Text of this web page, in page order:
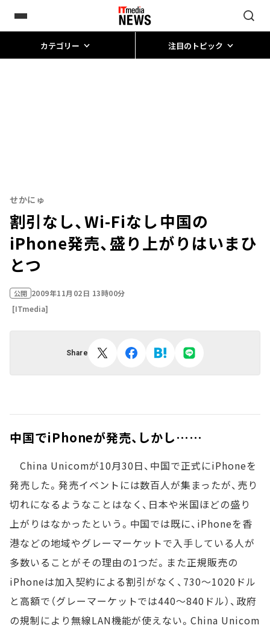
カテゴリー 注目のトピック
せかにゅ
割引なし、Wi-Fiなし――中国の
iPhone発売、盛り上がりはいまひ
とつ
公開 2009年11月02日 13時00分
[ITmedia]
Share
中国でiPhoneが発売、しかし……
China Unicomが10月30日、中国で正式にiPhoneを
発売した。発売イベントには数百人が集まったが、売り
切れになるようなことはなく、日本や米国ほどの盛り
上がりはなかったという。中国では既に、iPhoneを香
港などの地域やグレーマーケットで入手している人が
多数いることがその理由の1つだ。また正規販売の
iPhoneは加入契約による割引がなく、730～1020ドル
と高額で（グレーマーケットでは440～840ドル）、政府
の規制により無線LAN機能が使えない。China Unicom